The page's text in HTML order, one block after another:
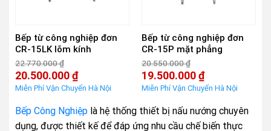
Bếp từ công nghiệp đơn
CR-15LK lõm kính
22.770.000₫
Giá
gốc
là:
20.500.000₫
Giá
là:
20.500.000 ₫.
Bếp từ công nghiệp đơn
CR-15P mặt phẳng
20.550.000₫
Giá
gốc
là:
19.500.000₫
Giá
là:
19.500.000 ₫.
Bếp Công Nghiệp là hệ thống thiết bị nấu nướng chuyên
dụng, được thiết kế để đáp ứng nhu cầu chế biến thực